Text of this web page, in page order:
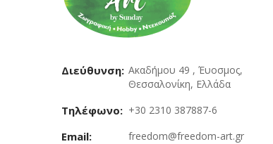
Διεύθυνση: Ακαδήμου 49 , Έυοσμος,
Θεσσαλονίκη, Ελλάδα
Τηλέφωνο: +30 2310 387887-6
Email: freedom@freedom-art.gr